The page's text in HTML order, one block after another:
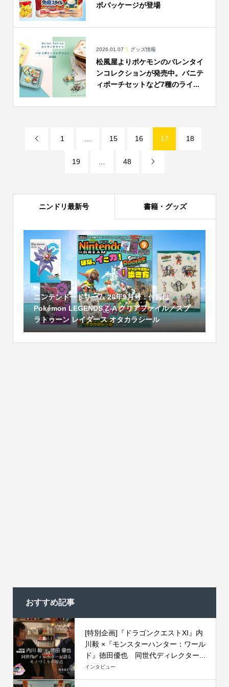
ボパッケージが登場
2026.01.07 グッズ情報
松風屋よりポケモンのバレンタイ
ンコレクションが発売中。バニテ
ィポーチセットなど7種のライ...
 1 15 16 17 18
19 48 
ニンドリ最新号 書籍・グッズ
ニンテンドードリーム 26年9月号：付録は
Pokémon LEGENDS Z-A クリアファイル／スプ
ラトゥーン レイダース オタカラシール
おすすめ記事
[特別企画]『ドラゴンクエストXI』内
川毅 ×『モンスターハンター：ワール
ド』徳田優也 同世代ディレクター...
インタビュー